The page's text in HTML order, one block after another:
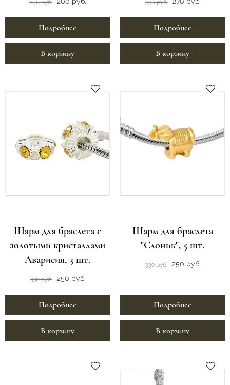
250 руб.
Подробнее
В корзину
330 руб.
Подробнее
В корзину
Шарм для браслета с
золотыми кристаллами
Аварисия, 3 шт.
330 руб. 250 руб.
Подробнее
В корзину
Шарм для браслета
"Слоник", 5 шт.
330 руб. 250 руб.
Подробнее
В корзину